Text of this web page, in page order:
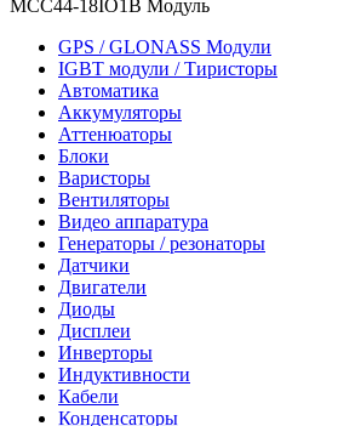
MCC44-18IO1B Модуль
GPS / GLONASS Модули
IGBT модули / Тиристоры
Автоматика
Аккумуляторы
Аттенюаторы
Блоки
Варисторы
Вентиляторы
Видео аппаратура
Генераторы / резонаторы
Датчики
Двигатели
Диоды
Дисплеи
Инверторы
Индуктивности
Кабели
Конденсаторы